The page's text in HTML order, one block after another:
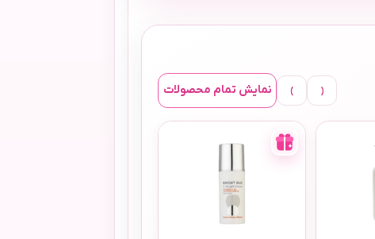
‹
› نمایش تمام محصولات